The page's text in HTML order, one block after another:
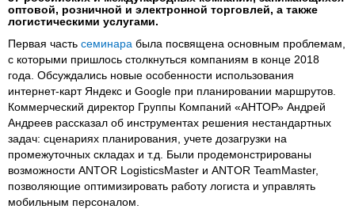
оптовой, розничной и электронной торговлей, а также
логистическими услугами.
Первая часть семинара была посвящена основным проблемам,
с которыми пришлось столкнуться компаниям в конце 2018
года. Обсуждались новые особенности использования
интернет-карт Яндекс и Google при планировании маршрутов.
Коммерческий директор Группы Компаний «АНТОР» Андрей
Андреев рассказал об инструментах решения нестандартных
задач: сценариях планирования, учете дозагрузки на
промежуточных складах и т.д. Были продемонстрированы
возможности ANTOR LogisticsMaster и ANTOR TeamMaster,
позволяющие оптимизировать работу логиста и управлять
мобильным персоналом.